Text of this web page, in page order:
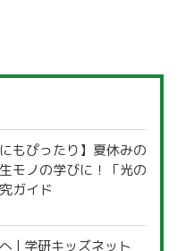
もぴったり】夏休みの
モノの学びに！「光の
ガイド
| 学研キッズネット